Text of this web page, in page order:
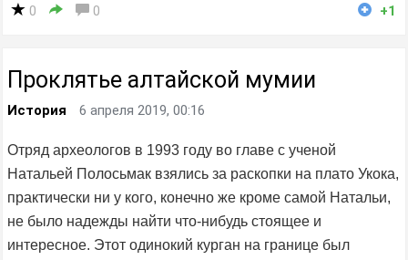
0 0 +1
Проклятье алтайской мумии
История 6 апреля 2019, 00:16
Отряд археологов в 1993 году во главе с ученой
Натальей Полосьмак взялись за раскопки на плато Укока,
практически ни у кого, конечно же кроме самой Натальи,
не было надежды найти что-нибудь стоящее и
интересное. Этот одинокий курган на границе был